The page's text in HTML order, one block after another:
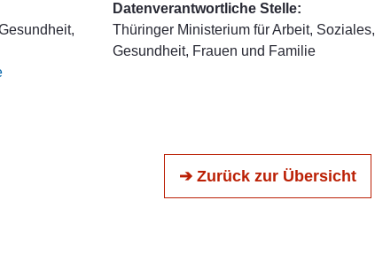
Datenverantwortliche Stelle:
Thüringer Ministerium für Arbeit, Soziales,
Gesundheit, Frauen und Familie
➔ Zurück zur Übersicht